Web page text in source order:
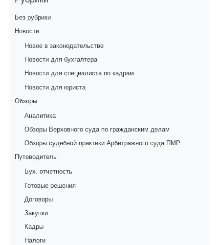
Без рубрики
Новости
Новое в законодательстве
Новости для бухгалтера
Новости для специалиста по кадрам
Новости для юриста
Обзоры
Аналитика
Обзоры Верховного суда по гражданским делам
Обзоры судебной практики Арбитражного суда ПМР
Путеводитель
Бух. отчетность
Готовые решения
Договоры
Закупки
Кадры
Налоги